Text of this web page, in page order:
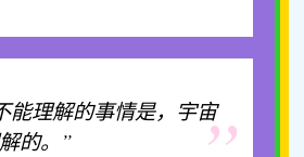
能理解的事情是，宇宙
的。”